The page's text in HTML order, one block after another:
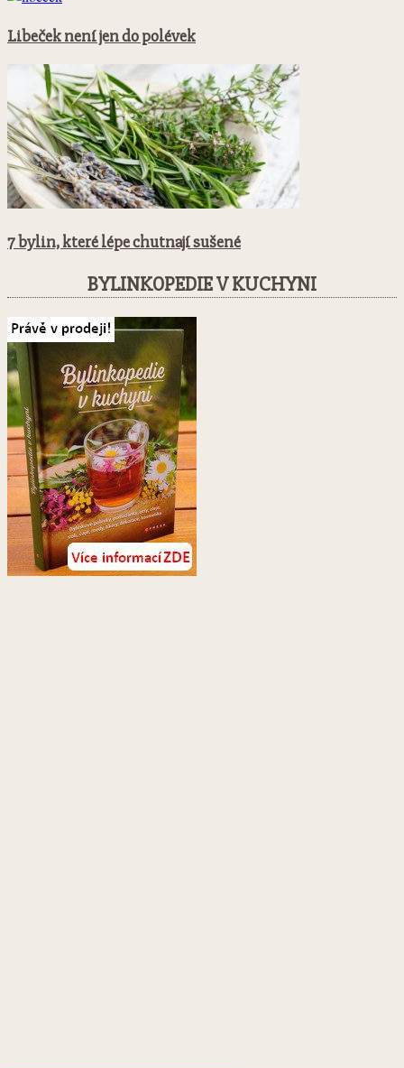
Libeček není jen do polévek
7 bylin, které lépe chutnají sušené
BYLINKOPEDIE V KUCHYNI